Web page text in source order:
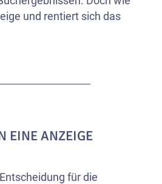
und rentiert sich das
EINE ANZEIGE
für die